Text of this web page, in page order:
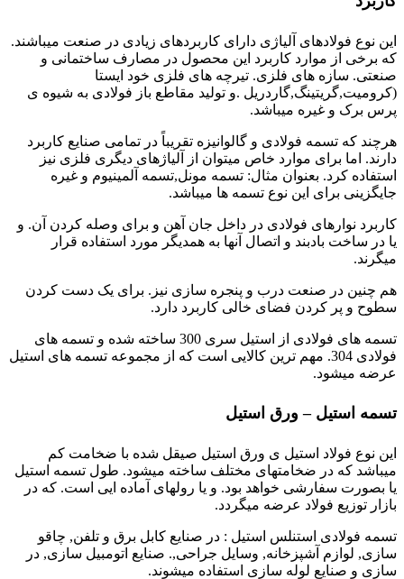
این نوع فولادهای آلیاژی دارای کاربردهای زیادی در صنعت میباشند.
که برخی از موارد کاربرد این محصول در مصارف ساختمانی و
صنعتی. سازه های فلزی. تیرچه های فلزی خود ایستا
(کرومیت,گریتینگ,گاردریل .و تولید مقاطع باز فولادی به شیوه ی
پرس برک و غیره میباشد.
هرچند که تسمه فولادی و گالوانیزه تقریباً در تمامی صنایع کاربرد
دارند. اما برای موارد خاص میتوان از آلیاژهای دیگری فلزی نیز
استفاده کرد. بعنوان مثال: تسمه مونل,تسمه آلمینیوم و غیره
جایگزینی برای این نوع تسمه ها میباشد.
کاربرد نوارهای فولادی در داخل جان آهن و برای وصله کردن آن. و
یا در ساخت بادبند و اتصال آنها به همدیگر مورد استفاده قرار
میگرند.
هم چنین در صنعت درب و پنجره سازی نیز. برای یک دست کردن
سطوح و پر کردن فضای خالی کاربرد دارد.
تسمه های فولادی از استیل سری 300 ساخته شده و تسمه های
فولادی 304. مهم ترین کالایی است که از مجموعه تسمه های استیل
عرضه میشود.
تسمه استیل – ورق استیل
این نوع فولاد استیل ی ورق استیل صیقل شده با ضخامت کم
میباشد که در ضخامتهای مختلف ساخته میشود. طول تسمه استیل
یا بصورت سفارشی خواهد بود. و یا رولهای آماده ایی است. که در
بازار توزیع فولاد عرضه میگردد.
تسمه فولادی استنلس استیل : در صنایع کابل برق و تلفن, چاقو
سازی, لوازم آشپزخانه, وسایل جراحی,. صنایع اتومبیل سازی, در
سازی و صنایع لوله سازی استفاده میشوند.